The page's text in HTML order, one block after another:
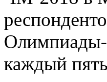
Олимпиады-
каждый